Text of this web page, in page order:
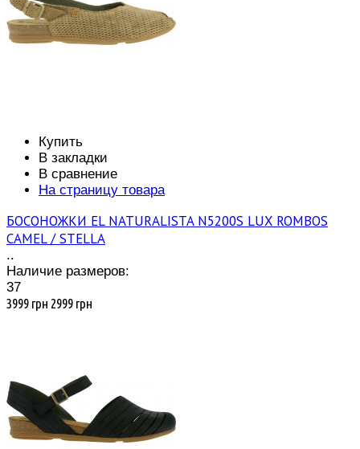
Купить
В закладки
В сравнение
На страницу товара
БОСОНОЖКИ EL NATURALISTA N5200S LUX ROMBOS
CAMEL / STELLA
..
Наличие размеров:
37
3999 грн 2999 грн